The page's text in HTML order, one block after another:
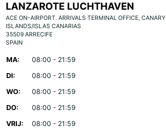
LANZAROTE LUCHTHAVEN
ACE ON-AIRPORT. ARRIVALS TERMINAL OFFICE, CANARY
ISLANDS/ISLAS CANARIAS
35509 ARRECIFE
SPAIN
MA:
08:00 - 21:59
DI:
08:00 - 21:59
WO:
08:00 - 21:59
DO:
08:00 - 21:59
VRIJ:
08:00 - 21:59